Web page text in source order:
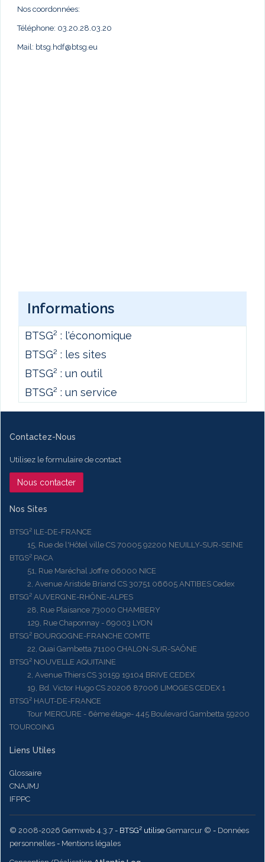
Nos coordonnées:
Téléphone: 03.20.28.03.20
Mail: btsg.hdf@btsg.eu
Informations
BTSG² : l'économique
BTSG² : les sites
BTSG² : un outil
BTSG² : un service
Contactez-Nous
Utilisez le formulaire de contact
Nous contacter
Nos Sites
BTSG² ILE-DE-FRANCE
15, Rue de l'Hôtel ville CS 70005 92200 NEUILLY-SUR-SEINE
BTGS² PACA
51, Rue Maréchal Joffre 06000 NICE
2, Avenue Aristide Briand CS 30751 06605 ANTIBES Cedex
BTSG² AUVERGNE-RHÔNE-ALPES
28, Rue Plaisance 73000 CHAMBERY
129, Rue Chaponnay - 69003 LYON
BTSG² BOURGOGNE-FRANCHE COMTE
22, Quai Gambetta 71100 CHALON-SUR-SAÔNE
BTSG² NOUVELLE AQUITAINE
2, Avenue Thiers CS 30159 19104 BRIVE CEDEX
19, Bd. Victor Hugo CS 20206 87006 LIMOGES CEDEX 1
BTSG² HAUT-DE-FRANCE
Tour MERCURE - 6ème étage- 445 Boulevard Gambetta 59200
TOURCOING
Liens Utiles
Glossaire
CNAJMJ
IFPPC
© 2008-2026 Gemweb 4.3.7 - BTSG² utilise Gemarcur © - Données
personnelles - Mentions légales